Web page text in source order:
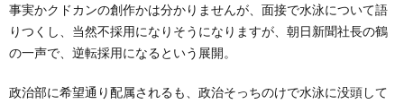
事実かクドカンの創作かは分かりませんが、面接で水泳について語
りつくし、当然不採用になりそうになりますが、朝日新聞社長の鶴
の一声で、逆転採用になるという展開。
政治部に希望通り配属されるも、政治そっちのけで水泳に没頭して